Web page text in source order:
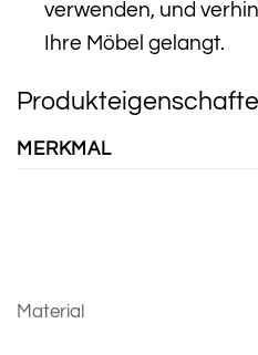
verwenden, und
Ihre Möbel gelangt.
MERKMAL
Material